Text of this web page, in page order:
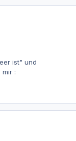
ist" und
: